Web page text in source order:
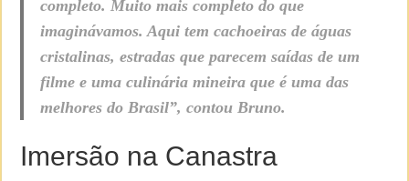
completo. Muito mais completo do que
imaginávamos. Aqui tem cachoeiras de águas
cristalinas, estradas que parecem saídas de um
filme e uma culinária mineira que é uma das
melhores do Brasil”, contou Bruno.
Imersão na Canastra